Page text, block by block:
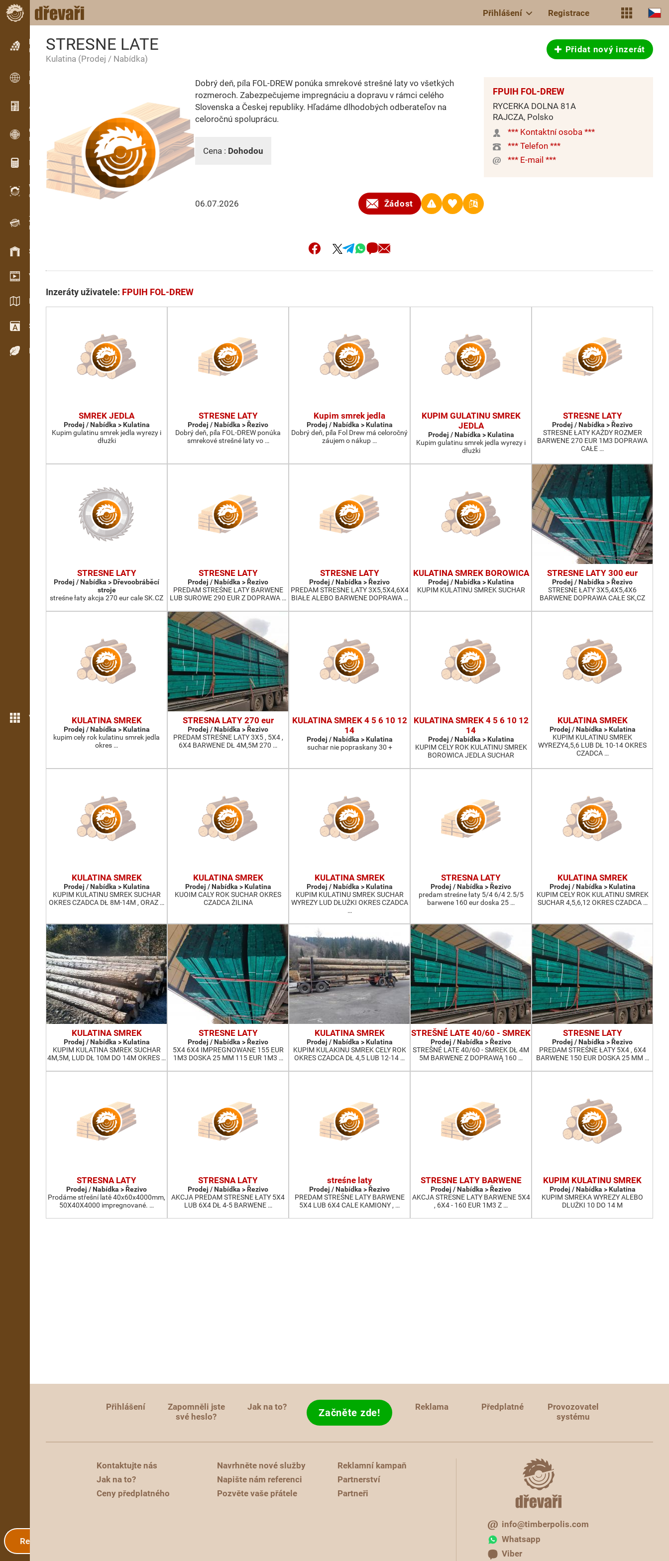
Přihlášení Registrace
Inzerce
Řádková inzerce
Inzerce
Mezinárodní inzerce
Aktuality / Články
OPTI-TIMB
Pořezová schémata
Dřevařské kalkulačky
WoodProfi
Objem dřeva s AI
Záznamník
Evidence dřeva v terénu
Skladové hospodářství
Video showroom
Katalogy / Brožury
Slovník
Dřeviny
Více možností
Registrace
STRESNE LATE
Kulatina (Prodej / Nabídka)
Přidat nový inzerát
Dobrý deň, píla FOL-DREW ponúka smrekové strešné laty vo všetkých
rozmeroch. Zabezpečujeme impregnáciu a dopravu v rámci celého
Slovenska a Českej republiky. Hľadáme dlhodobých odberateľov na
celoročnú spoluprácu.
Cena : Dohodou
06.07.2026 Žádost
FPUIH FOL-DREW
RYCERKA DOLNA 81A
RAJCZA, Polsko
*** Kontaktní osoba ***
*** Telefon ***
*** E-mail ***
Inzeráty uživatele: FPUIH FOL-DREW
SMREK JEDLA
Prodej / Nabídka > Kulatina
Kupim gulatinu smrek jedla wyrezy i
dłużki
STRESNE LATY
Prodej / Nabídka > Řezivo
Dobrý deň, píla FOL-DREW ponúka
smrekové strešné laty vo …
Kupim smrek jedla
Prodej / Nabídka > Kulatina
Dobrý deň, píla Fol Drew má celoročný
záujem o nákup …
KUPIM GULATINU SMREK
JEDLA
Prodej / Nabídka > Kulatina
Kupim gulatinu smrek jedla wyrezy i
dłużki
STRESNE LATY
Prodej / Nabídka > Řezivo
STRESNE ŁATY KAŻDY ROZMER
BARWENE 270 EUR 1M3 DOPRAWA
CAŁE …
STRESNE LATY
Prodej / Nabídka > Dřevoobráběcí
stroje
streśne łaty akcja 270 eur cale SK.CZ
STRESNE LATY
Prodej / Nabídka > Řezivo
PREDAM STREŚNE LATY BARWENE
LUB SUROWE 290 EUR Z DOPRAWA …
STRESNE LATY
Prodej / Nabídka > Řezivo
PREDAM STRESNE LATY 3X5,5X4,6X4
BIAŁE ALEBO BARWENE DOPRAWA …
KULATINA SMREK BOROWICA
Prodej / Nabídka > Kulatina
KUPIM KULATINU SMREK SUCHAR
STRESNE LATY 300 eur
Prodej / Nabídka > Řezivo
STRESNE ŁATY 3X5,4X5,4X6
BARWENE DOPRAWA CAŁE SK,CZ
KULATINA SMREK
Prodej / Nabídka > Kulatina
kupim cely rok kulatinu smrek jedla
okres …
STRESNA LATY 270 eur
Prodej / Nabídka > Řezivo
PREDAM STREŚNE LATY 3X5 , 5X4 ,
6X4 BARWENE DŁ 4M,5M 270 …
KULATINA SMREK 4 5 6 10 12
14
Prodej / Nabídka > Kulatina
suchar nie popraskany 30 +
KULATINA SMREK 4 5 6 10 12
14
Prodej / Nabídka > Kulatina
KUPIM CELY ROK KULATINU SMREK
BOROWICA JEDLA SUCHAR
KULATINA SMREK
Prodej / Nabídka > Kulatina
KUPIM KULATINU SMREK
WYREZY4,5,6 LUB DŁ 10-14 OKRES
CZADCA …
KULATINA SMREK
Prodej / Nabídka > Kulatina
KUPIM KULATINU SMREK SUCHAR
OKRES CZADCA DŁ 8M-14M , ORAZ …
KULATINA SMREK
Prodej / Nabídka > Kulatina
KUOIM CALY ROK SUCHAR OKRES
CZADCA ŻILINA
KULATINA SMREK
Prodej / Nabídka > Kulatina
KUPIM KULATINU SMREK SUCHAR
WYREZY LUD DŁUŻKI OKRES CZADCA
…
STRESNA LATY
Prodej / Nabídka > Řezivo
predam streśne łaty 5/4 6/4 2.5/5
barwene 160 eur doska 25 …
KULATINA SMREK
Prodej / Nabídka > Kulatina
KUPIM CELY ROK KULATINU SMREK
SUCHAR 4,5,6,12 OKRES CZADCA …
KULATINA SMREK
Prodej / Nabídka > Kulatina
KUPIM KULATINA SMREK SUCHAR
4M,5M, LUD DŁ 10M DO 14M OKRES …
STRESNE LATY
Prodej / Nabídka > Řezivo
5X4 6X4 IMPREGNOWANE 155 EUR
1M3 DOSKA 25 MM 115 EUR 1M3 …
KULATINA SMREK
Prodej / Nabídka > Kulatina
KUPIM KULAKINU SMREK CELY ROK
OKRES CZADCA DŁ 4,5 LUB 12-14 …
STREŠNÉ LATE 40/60 - SMREK
Prodej / Nabídka > Řezivo
STREŠNÉ LATE 40/60 - SMREK DŁ 4M
5M BARWENE Z DOPRAWĄ 160 …
STRESNE LATY
Prodej / Nabídka > Řezivo
PREDAM STREŚNE ŁATY 5X4 , 6X4
BARWENE 150 EUR DOSKA 25 MM …
STRESNA LATY
Prodej / Nabídka > Řezivo
Prodáme střešní latě 40x60x4000mm,
50X40X4000 impregnované. …
STRESNA LATY
Prodej / Nabídka > Řezivo
AKCJA PREDAM STRESNE ŁATY 5X4
LUB 6X4 DŁ 4-5 BARWENE …
streśne laty
Prodej / Nabídka > Řezivo
PREDAM STREŚNE LATY BARWENE
5X4 LUB 6X4 CALE KAMIONY , …
STRESNE LATY BARWENE
Prodej / Nabídka > Řezivo
AKCJA STRESNE LATY BARWENE 5X4
, 6X4 - 160 EUR 1M3 Z …
KUPIM KULATINU SMREK
Prodej / Nabídka > Kulatina
KUPIM SMREKA WYREZY ALEBO
DLUŻKI 10 DO 14 M
Přihlášení
Zapomněli jste
své heslo?
Jak na to? Začněte zde! Reklama Předplatné
Provozovatel
systému
Kontaktujte nás
Jak na to?
Ceny předplatného
Navrhněte nové služby
Napište nám referenci
Pozvěte vaše přátele
Reklamní kampaň
Partnerství
Partneři
info@timberpolis.com
Whatsapp
Viber